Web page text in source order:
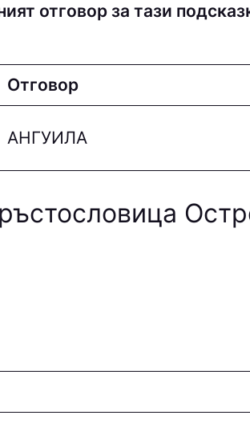
отговор за тази
Отговор
АНГУИЛА